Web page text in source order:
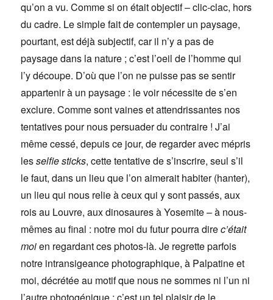
qu’on a vu. Comme si on était objectif – clic-clac, hors
du cadre. Le simple fait de contempler un paysage,
pourtant, est déjà subjectif, car il n’y a pas de
paysage dans la nature ; c’est l’oeil de l’homme qui
l’y découpe. D’où que l’on ne puisse pas se sentir
appartenir à un paysage : le voir nécessite de s’en
exclure. Comme sont vaines et attendrissantes nos
tentatives pour nous persuader du contraire ! J’ai
même cessé, depuis ce jour, de regarder avec mépris
lesselfie sticks, cette tentative de s’inscrire, seul s’il
le faut, dans un lieu que l’on aimerait habiter (hanter),
un lieu qui nous relie à ceux qui y sont passés, aux
rois au Louvre, aux dinosaures à Yosemite – à nous-
mêmes au final : notre moi du futur pourra direc’était
moien regardant ces photos-là. Je regrette parfois
notre intransigeance photographique, à Palpatine et
moi, décrétée au motif que nous ne sommes ni l’un ni
l’autre photogénique : c’est un tel plaisir de le